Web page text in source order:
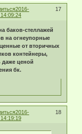
17
2016-
баков-стеллажей
на огнеупорные
от вторичных
контейнеры,
даже ценой
бк.
18
2016-